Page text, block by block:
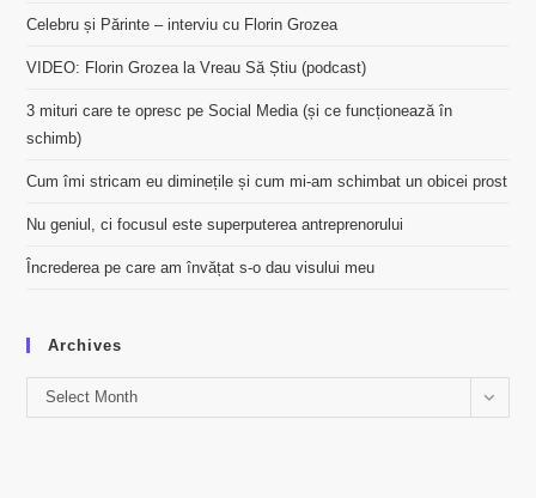
Celebru și Părinte – interviu cu Florin Grozea
VIDEO: Florin Grozea la Vreau Să Știu (podcast)
3 mituri care te opresc pe Social Media (și ce funcționează în
schimb)
Cum îmi stricam eu diminețile și cum mi-am schimbat un obicei prost
Nu geniul, ci focusul este superputerea antreprenorului
Încrederea pe care am învățat s-o dau visului meu
Archives
Archives
Select Month